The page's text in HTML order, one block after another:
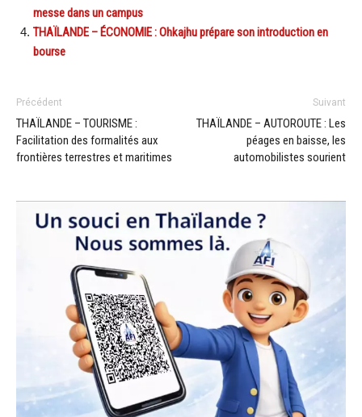
messe dans un campus
THAÏLANDE – ÉCONOMIE : Ohkajhu prépare son introduction en
bourse
Précédent
THAÏLANDE – TOURISME :
Facilitation des formalités aux
frontières terrestres et maritimes
Suivant
THAÏLANDE – AUTOROUTE : Les
péages en baisse, les
automobilistes sourient